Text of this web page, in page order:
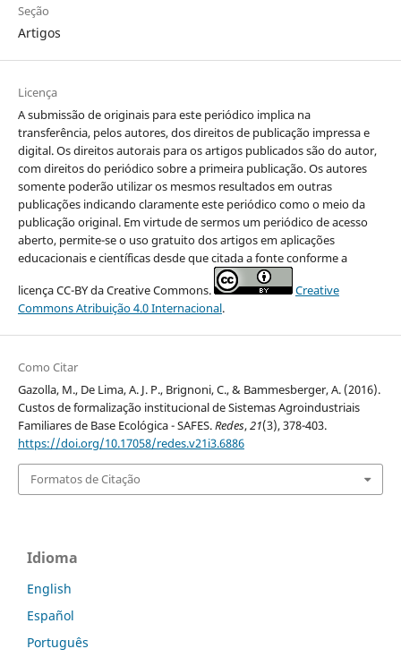
Seção
Artigos
Licença
A submissão de originais para este periódico implica na
transferência, pelos autores, dos direitos de publicação impressa e
digital. Os direitos autorais para os artigos publicados são do autor,
com direitos do periódico sobre a primeira publicação. Os autores
somente poderão utilizar os mesmos resultados em outras
publicações indicando claramente este periódico como o meio da
publicação original. Em virtude de sermos um periódico de acesso
aberto, permite-se o uso gratuito dos artigos em aplicações
educacionais e científicas desde que citada a fonte conforme a
licença CC-BY da Creative Commons.
Creative
Commons Atribuição 4.0 Internacional.
Como Citar
Gazolla, M., De Lima, A. J. P., Brignoni, C., & Bammesberger, A. (2016).
Custos de formalização institucional de Sistemas Agroindustriais
Familiares de Base Ecológica - SAFES.Redes,21(3), 378-403.
https://doi.org/10.17058/redes.v21i3.6886
Formatos de Citação
Idioma
English
Español
Português